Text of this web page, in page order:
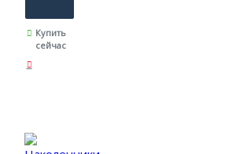
Купить
сейчас